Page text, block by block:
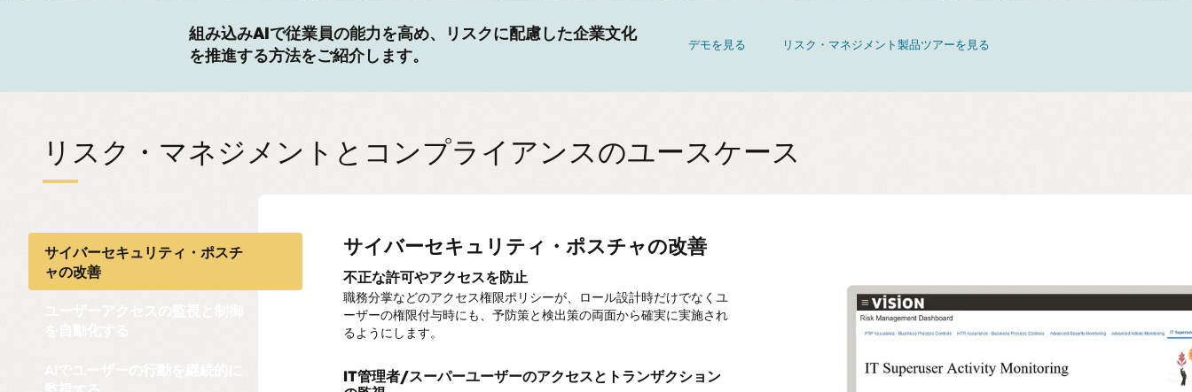
組み込みAIで従業員の能力を高め、リスクに配慮した企業文化
を推進する方法をご紹介します。
デモを見る リスク・マネジメント製品ツアーを見る
リスク・マネジメントとコンプライアンスのユースケース
サイバーセキュリティ・ポスチ
ャの改善
サイバーセキュリティ・ポスチャの改善
不正な許可やアクセスを防止
職務分掌などのアクセス権限ポリシーが、ロール設計時だけでなくユ
ーザーの権限付与時にも、予防策と検出策の両面から確実に実施され
るようにします。
IT管理者/スーパーユーザーのアクセスとトランザクション
ユーザーアクセスの監視と制御を自動化す
る
職務分離（SoD）違反のないカスタムロールを設計
ERPシステムを稼動させる前に、事前構築されたセキュリティルール
のライブラリを使用して、ロールがコンプライアンスに準拠している
およびコストのかかるロールの修正を回避します。
AIでユーザーの行動を継続的に監視する
重要な設定の変更を監視する
重要な設定の変更を自動的に監視し、不正または疑わしい変更を特定
します。
財務取引のサンプリングから継続的なモニタリングへと進化させ、完
内部統制の管理
内部統制の設計と文書化
リスクに基づくアプローチを用い、統合されたリポジトリを活用し
て、内部統制の設計・文書化・評価を効率的かつ効果的に協力して実
施します。
財務報告に関する内部統制（ICFR／SOX）の認証